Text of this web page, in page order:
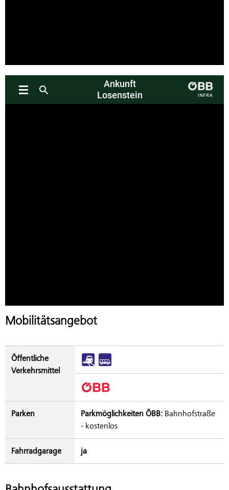
Mobilitätsangebot
Öffentliche
Verkehrsmittel
Parken Parkmöglichkeiten ÖBB: Bahnhofstraße
- kostenlos
Fahrradgarage ja